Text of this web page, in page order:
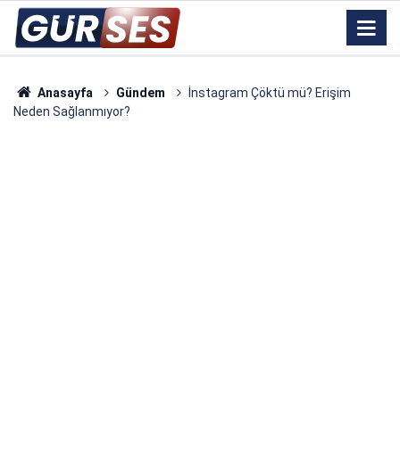
Anasayfa Gündem
İnstagram Çöktü mü? Erişim
Neden Sağlanmıyor?